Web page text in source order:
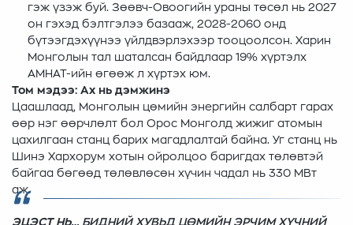
гэж үзэж буй. Зөөвч-Овоогийн ураны төсөл нь 2027
он гэхэд бэлтгэлээ базааж, 2028-2060 онд
бүтээгдэхүүнээ үйлдвэрлэхээр тооцоолсон. Харин
Монголын тал шаталсан байдлаар 19% хүртэлх
АМНАТ-ийн өгөөж л хүртэх юм.
Том мэдээ: Ах нь дэмжинэ
Цаашлаад, Монголын цөмийн энергийн салбарт гарах
өөр нэг өөрчлөлт бол Орос Монголд жижиг атомын
цахилгаан станц барих магадлалтай байна. Уг станц нь
Шинэ Хархорум хотын ойролцоо баригдах төлөвтэй
байгаа бөгөөд төлөвлөсөн хүчин чадал нь 330 МВт
аж.
ЭЦЭСТ НЬ… БИДНИЙ ХУВЬД ЦӨМИЙН ЭРЧИМ ХҮЧНИЙ